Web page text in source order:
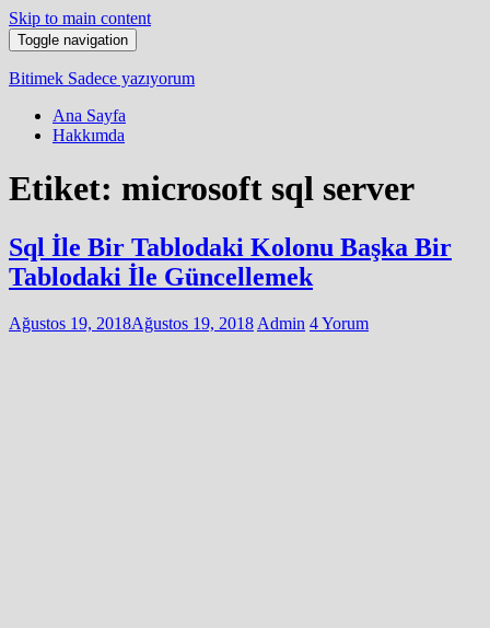
Skip to main content
Toggle navigation
Bitimek Sadece yazıyorum
Ana Sayfa
Hakkımda
Etiket: microsoft sql server
Sql İle Bir Tablodaki Kolonu Başka Bir
Tablodaki İle Güncellemek
Ağustos 19, 2018Ağustos 19, 2018 Admin 4 Yorum